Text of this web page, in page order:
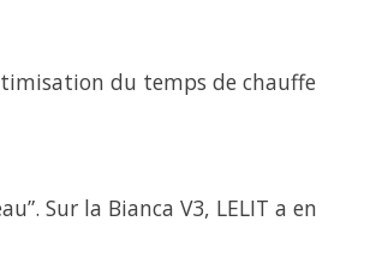
du temps de chauffe
Sur la Bianca V3, LELIT a en